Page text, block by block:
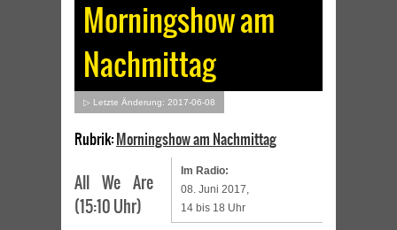
Morningshow am
Nachmittag
▷ Letzte Änderung: 2017-06-08
Rubrik:Morningshow am Nachmittag
Im Radio:
08. Juni 2017,
14 bis 18 Uhr
All We Are
(15:10 Uhr)